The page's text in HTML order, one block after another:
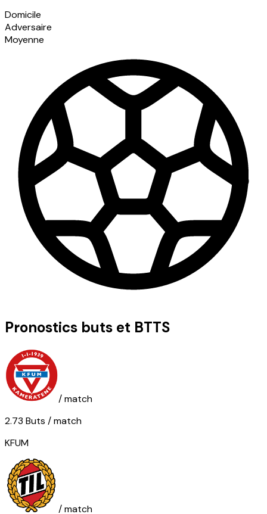
Domicile
Adversaire
Moyenne
Pronostics buts et BTTS
/ match
2.73 Buts / match
KFUM
/ match